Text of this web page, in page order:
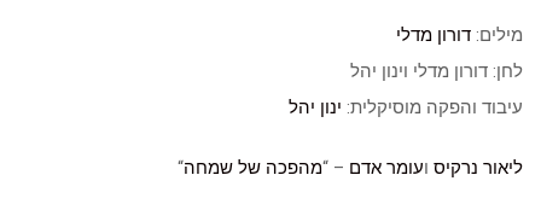
מילים: דורון מדלי
לחן: דורון מדלי וינון יהל
עיבוד והפקה מוסיקלית: ינון יהל
ליאור נרקיס ועומר אדם – “מהפכה של שמחה“